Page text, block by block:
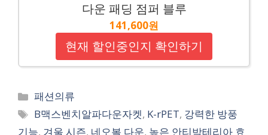
다운 패딩 점퍼 블루
141,600원
현재 할인중인지 확인하기
Categories
패션의류
Tags
B맥스벤치알파다운자켓, K-rPET, 강력한 방풍
기능, 겨울 시즌, 네오볼 다운, 높은 안티박테리아 효